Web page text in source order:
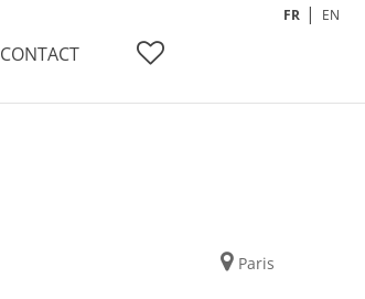
CONTACT
FR EN
Paris